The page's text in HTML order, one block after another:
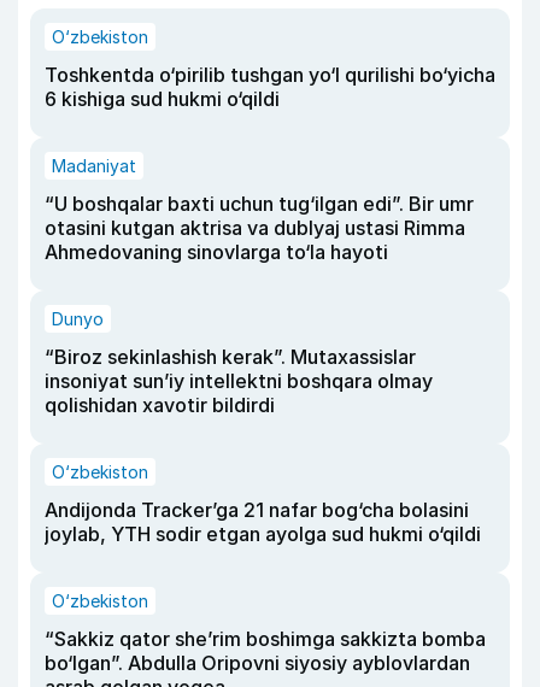
O‘zbekiston
Toshkentda o‘pirilib tushgan yo‘l qurilishi bo‘yicha
6 kishiga sud hukmi o‘qildi
Madaniyat
“U boshqalar baxti uchun tug‘ilgan edi”. Bir umr
otasini kutgan aktrisa va dublyaj ustasi Rimma
Ahmedovaning sinovlarga to‘la hayoti
Dunyo
“Biroz sekinlashish kerak”. Mutaxassislar
insoniyat sun’iy intellektni boshqara olmay
qolishidan xavotir bildirdi
O‘zbekiston
Andijonda Tracker’ga 21 nafar bog‘cha bolasini
joylab, YTH sodir etgan ayolga sud hukmi o‘qildi
O‘zbekiston
“Sakkiz qator she’rim boshimga sakkizta bomba
bo‘lgan”. Abdulla Oripovni siyosiy ayblovlardan